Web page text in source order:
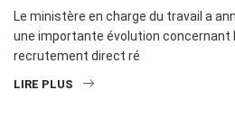
Le ministère en charge du travail a
une importante évolution concernant
recrutement direct ré
LIRE PLUS